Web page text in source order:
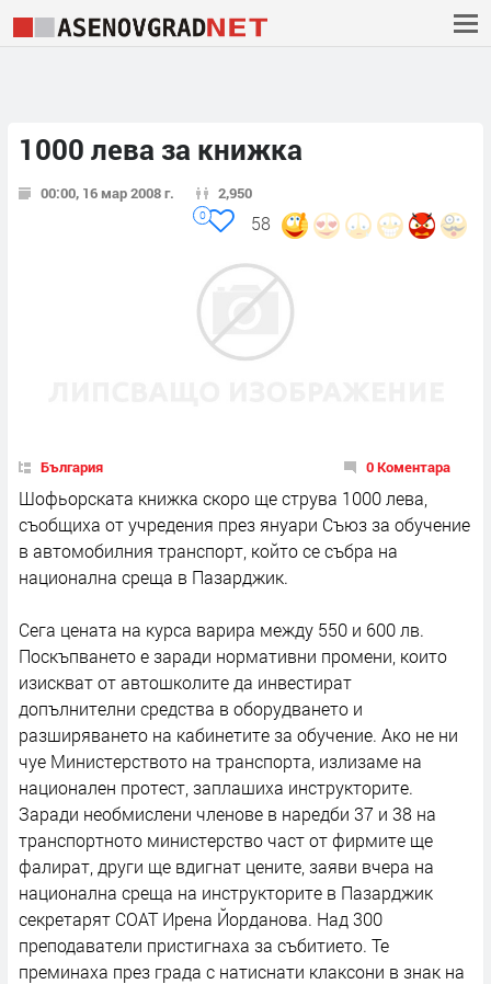
1000 лева за книжка
00:00, 16 мар 2008 г. 2,950
58
0
България 0 Коментара
Шофьорската книжка скоро ще струва 1000 лева,
съобщиха от учредения през януари Съюз за обучение
в автомобилния транспорт, който се събра на
национална среща в Пазарджик.
Сега цената на курса варира между 550 и 600 лв.
Поскъпването е заради нормативни промени, които
изискват от автошколите да инвестират
допълнителни средства в оборудването и
разширяването на кабинетите за обучение. Ако не ни
чуе Министерството на транспорта, излизаме на
национален протест, заплашиха инструкторите.
Заради необмислени членове в наредби 37 и 38 на
транспортното министерство част от фирмите ще
фалират, други ще вдигнат цените, заяви вчера на
национална среща на инструкторите в Пазарджик
секретарят COAT Ирена Йорданова. Над 300
преподаватели пристигнаха за събитието. Те
преминаха през града с натиснати клаксони в знак на